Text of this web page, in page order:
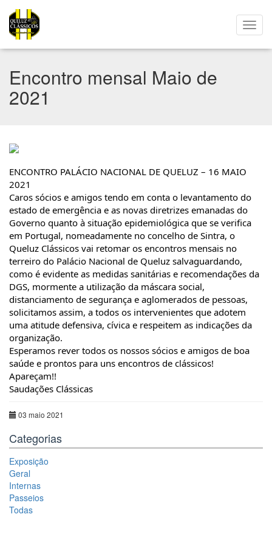
Encontro mensal Maio de
2021
ENCONTRO PALÁCIO NACIONAL DE QUELUZ – 16 MAIO
2021
Caros sócios e amigos tendo em conta o levantamento do
estado de emergência e as novas diretrizes emanadas do
Governo quanto à situação epidemiológica que se verifica
em Portugal, nomeadamente no concelho de Sintra, o
Queluz Clássicos vai retomar os encontros mensais no
terreiro do Palácio Nacional de Queluz salvaguardando,
como é evidente as medidas sanitárias e recomendações da
DGS, mormente a utilização da máscara social,
distanciamento de segurança e aglomerados de pessoas,
solicitamos assim, a todos os intervenientes que adotem
uma atitude defensiva, cívica e respeitem as indicações da
organização.
Esperamos rever todos os nossos sócios e amigos de boa
saúde e prontos para uns encontros de clássicos!
Apareçam!!
Saudações Clássicas
03 maio 2021
Categorias
Exposição
Geral
Internas
Passeios
Todas